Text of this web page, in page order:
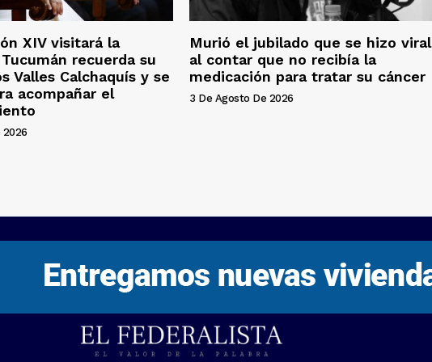
XIV visitará la
recuerda su
Valles Calchaquís y se
acompañar el
2026
Murió el jubilado que se hizo viral
al contar que no recibía la
medicación para tratar su cáncer
3 De Agosto De 2026